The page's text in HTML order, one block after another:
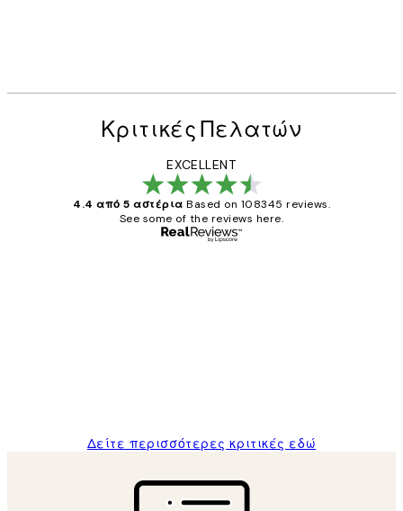
Κριτικές Πελατών
EXCELLENT
4.4 από 5 αστέρια Based on 108345 reviews.
See some of the reviews here.
Δείτε περισσότερες κριτικές εδώ